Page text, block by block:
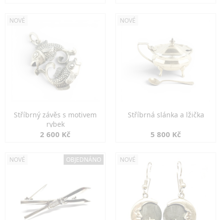
NOVÉ
Stříbrný závěs s motivem
rybek
2 600 Kč
NOVÉ
Stříbrná slánka a lžička
5 800 Kč
NOVÉ OBJEDNÁNO NOVÉ